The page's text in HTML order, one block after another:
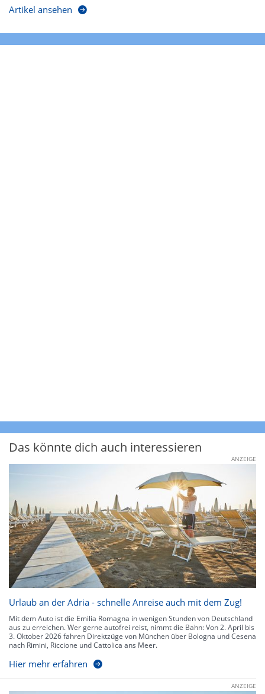
Artikel ansehen
Das könnte dich auch interessieren
ANZEIGE
Urlaub an der Adria - schnelle Anreise auch mit dem Zug!
Mit dem Auto ist die Emilia Romagna in wenigen Stunden von Deutschland
aus zu erreichen. Wer gerne autofrei reist, nimmt die Bahn: Von 2. April bis
3. Oktober 2026 fahren Direktzüge von München über Bologna und Cesena
nach Rimini, Riccione und Cattolica ans Meer.
Hier mehr erfahren
ANZEIGE